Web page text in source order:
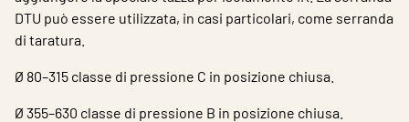
DTU può essere utilizzata, in casi particolari, come serranda
di taratura.
Ø 80–315 classe di pressione C in posizione chiusa.
Ø 355–630 classe di pressione B in posizione chiusa.